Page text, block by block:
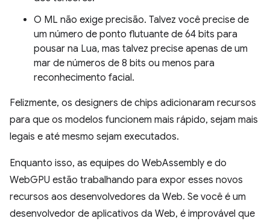
O ML não exige precisão. Talvez você precise de
um número de ponto flutuante de 64 bits para
pousar na Lua, mas talvez precise apenas de um
mar de números de 8 bits ou menos para
reconhecimento facial.
Felizmente, os designers de chips adicionaram recursos
para que os modelos funcionem mais rápido, sejam mais
legais e até mesmo sejam executados.
Enquanto isso, as equipes do WebAssembly e do
WebGPU estão trabalhando para expor esses novos
recursos aos desenvolvedores da Web. Se você é um
desenvolvedor de aplicativos da Web, é improvável que